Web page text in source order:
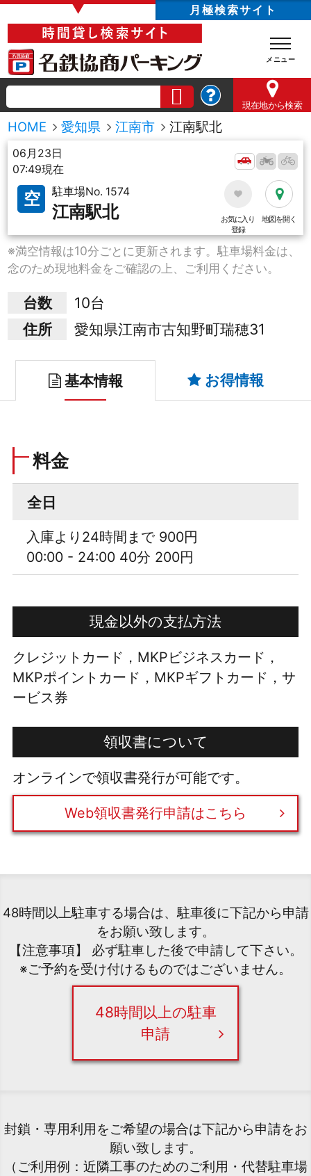
▼ 月極検索サイト
現在地から検索
HOME 愛知県 江南市 江南駅北
06月23日
07:49現在
空 駐車場No. 1574
江南駅北
お気に入り
登録
地図を開く
※満空情報は10分ごとに更新されます。駐車場料金は、
念のため現地料金をご確認の上、ご利用ください。
台数
10台
住所
愛知県江南市古知野町瑞穂31
基本情報 お得情報
料金
全日
入庫より24時間まで 900円
00:00 - 24:00 40分 200円
現金以外の支払方法
クレジットカード，MKPビジネスカード，
MKPポイントカード，MKPギフトカード，サ
ービス券
領収書について
オンラインで領収書発行が可能です。
Web領収書発行申請はこちら
48時間以上駐車する場合は、駐車後に下記から申請
をお願い致します。
【注意事項】 必ず駐車した後で申請して下さい。
※ご予約を受け付けるものではございません。
48時間以上の駐車
申請
封鎖・専用利用をご希望の場合は下記から申請をお
願い致します。
（ご利用例：近隣工事のためのご利用・代替駐車場